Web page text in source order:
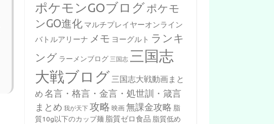
ポケモンGOブログポケモ
ンGO進化 マルチプレイヤーオンライン
バトルアリーナ メモ ヨーグルト ランキ
ング ラーメンブログ 三国志 三国志
大戦ブログ 三国志大戦動画まと
め 名言・格言・金言・処世訓・箴言
まとめ 我が天下 攻略 映画 無課金攻略 脂
質10g以下のカップ麺 脂質ゼロ食品 脂質低め